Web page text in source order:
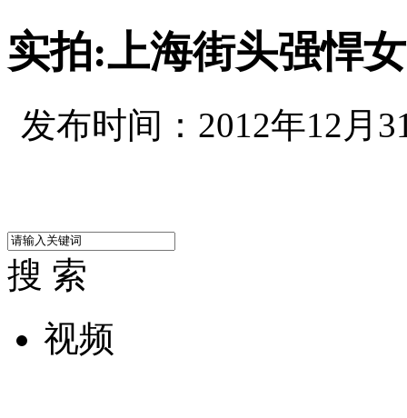
实拍:上海街头强悍
发布时间：2012年12月
搜 索
视频